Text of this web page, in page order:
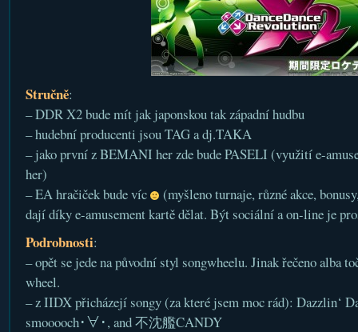
Stručně:
– DDR X2 bude mít jak japonskou tak západní hudbu
– hudební producenti jsou TAG a dj.TAKA
– jako první z BEMANI her zde bude PASELI (využití e-
her)
– EA hračiček bude víc
(myšleno turnaje, různé akce,
dají díky e-amusement kartě dělat. Být sociální a on-line je
Podrobnosti:
– opět se jede na původní styl songwheelu. Jinak řečeno alba
wheel.
– z IIDX přicházejí songy (za které jsem moc rád): Dazzlin‘
smooooch･∀･, and 不沈艦CANDY